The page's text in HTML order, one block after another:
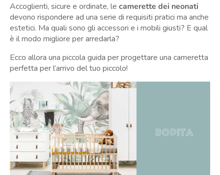
Accoglienti, sicure e ordinate, le camerette dei neonati
devono rispondere ad una serie di requisiti pratici ma anche
estetici. Ma quali sono gli accessori e i mobili giusti? E qual
è il modo migliore per arredarla?
Ecco allora una piccola guida per progettare una cameretta
perfetta per l’arrivo del tuo piccolo!